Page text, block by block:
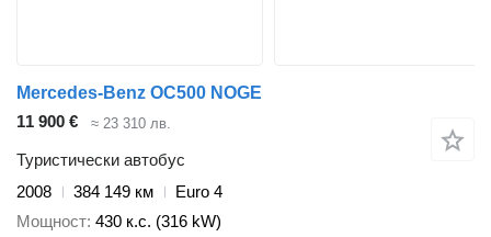
Mercedes-Benz OC500 NOGE
11 900 €
≈ 23 310 лв.
Туристически автобус
2008
384 149 км
Euro 4
Мощност 430 к.с. (316 kW)